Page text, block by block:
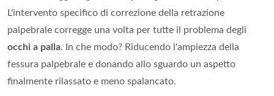
L'intervento specifico di correzione della retrazione
palpebrale corregge una volta per tutte il problema degli
occhi a palla. In che modo? Riducendo l'ampiezza della
fessura palpebrale e donando allo sguardo un aspetto
finalmente rilassato e meno spalancato.